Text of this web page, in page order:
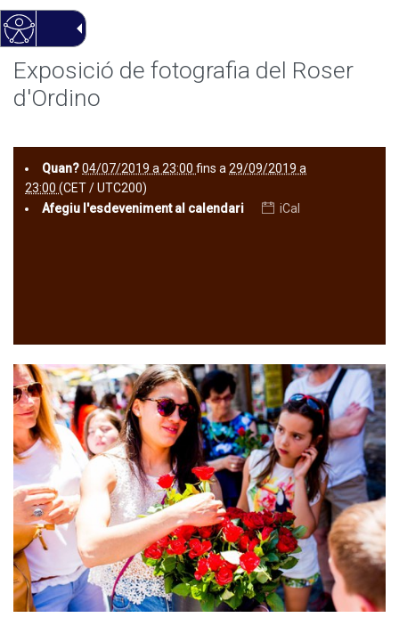
Exposició de fotografia del Roser
d'Ordino
Quan?04/07/2019 a 23:00 fins a 29/09/2019 a
23:00 (CET / UTC200)
Afegiu l'esdeveniment al calendari
iCal